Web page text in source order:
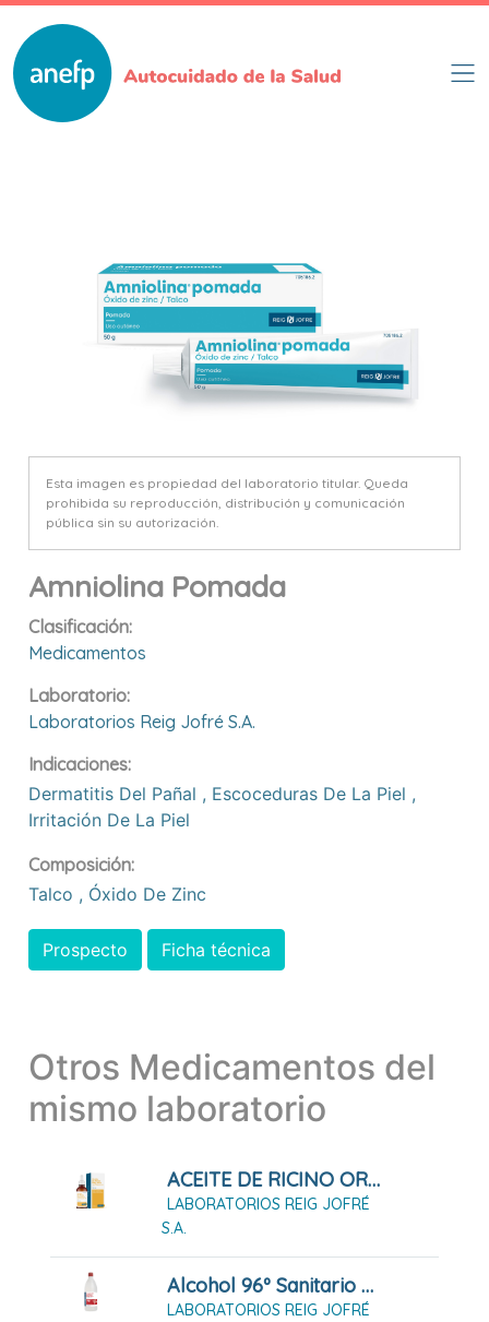
contenido
principal
Esta imagen es propiedad del laboratorio titular. Queda
prohibida su reproducción, distribución y comunicación
pública sin su autorización.
Amniolina Pomada
Clasificación:
Medicamentos
Laboratorio:
Laboratorios Reig Jofré S.a.
Indicaciones:
Dermatitis Del Pañal , Escoceduras De La Piel ,
Irritación De La Piel
Composición:
Talco , Óxido De Zinc
Prospecto Ficha técnica
Otros Medicamentos del
mismo laboratorio
ACEITE DE RICINO ORRAVAN 25 G
LABORATORIOS REIG JOFRÉ
S.A.
Alcohol 96º Sanitario Reig Jofre Solución Cutánea
LABORATORIOS REIG JOFRÉ